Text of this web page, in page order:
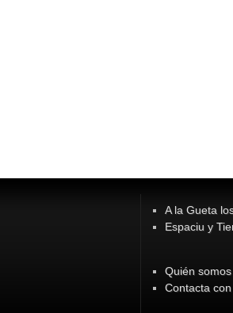
A la Gueta
Espaciu y
Quién somos
Contacta